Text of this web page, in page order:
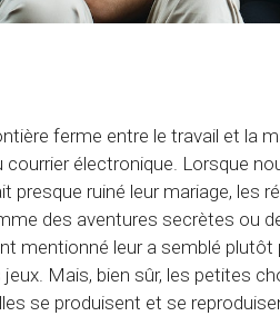
ferme entre le travail et la
électronique. Lorsque
presque ruiné leur mariage, les
des aventures secrètes ou
mentionné leur a semblé
jeux. Mais, bien sûr, les petites
se produisent et se